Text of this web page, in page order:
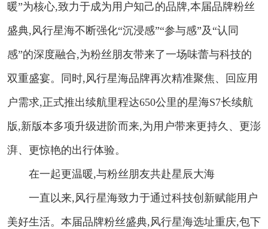
暖”为核心,致力于成为用户知己的品牌,本届品牌粉丝
盛典,风行星海不断强化“沉浸感”“参与感”及“认同
感”的深度融合,为粉丝朋友带来了一场味蕾与科技的
双重盛宴。同时,风行星海品牌再次精准聚焦、回应用
户需求,正式推出续航里程达650公里的星海S7长续航
版,新版本多项升级进阶而来,为用户带来更持久、更澎
湃、更惊艳的出行体验。
在一起更温暖,与粉丝朋友共赴星辰大海
一直以来,风行星海致力于通过科技创新赋能用户
美好生活。本届品牌粉丝盛典,风行星海选址重庆,包下